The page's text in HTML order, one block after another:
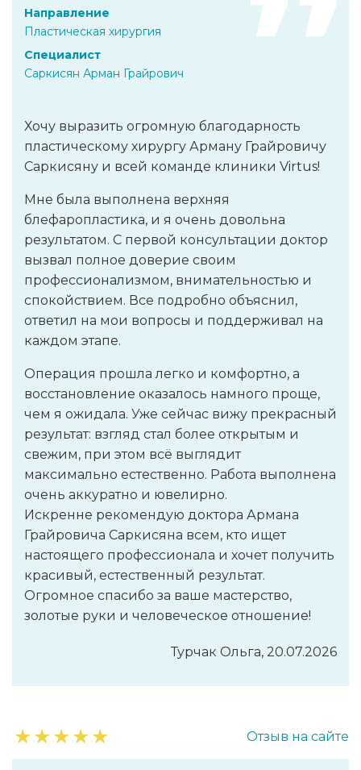
Направление
Пластическая хирургия
Специалист
Саркисян Арман Грайрович
Хочу выразить огромную благодарность
пластическому хирургу Арману Грайровичу
Саркисяну и всей команде клиники Virtus!
Мне была выполнена верхняя
блефаропластика, и я очень довольна
результатом. С первой консультации доктор
вызвал полное доверие своим
профессионализмом, внимательностью и
спокойствием. Все подробно объяснил,
ответил на мои вопросы и поддерживал на
каждом этапе.
Операция прошла легко и комфортно, а
восстановление оказалось намного проще,
чем я ожидала. Уже сейчас вижу прекрасный
результат: взгляд стал более открытым и
свежим, при этом всё выглядит
максимально естественно. Работа выполнена
очень аккуратно и ювелирно.
Искренне рекомендую доктора Армана
Грайровича Саркисяна всем, кто ищет
настоящего профессионала и хочет получить
красивый, естественный результат.
Огромное спасибо за ваше мастерство,
золотые руки и человеческое отношение!
Турчак Ольга, 20.07.2026
★★★★★ Отзыв на сайте